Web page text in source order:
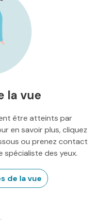
la vue
être atteints par
en savoir plus, cliquez
ou prenez contact
des yeux.
de la vue